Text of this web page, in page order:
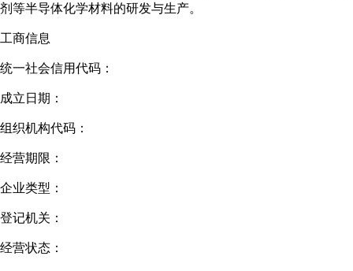
剂等半导体化学材料的研发与生产。
工商信息
统一社会信用代码：
成立日期：
组织机构代码：
经营期限：
企业类型：
登记机关：
经营状态：